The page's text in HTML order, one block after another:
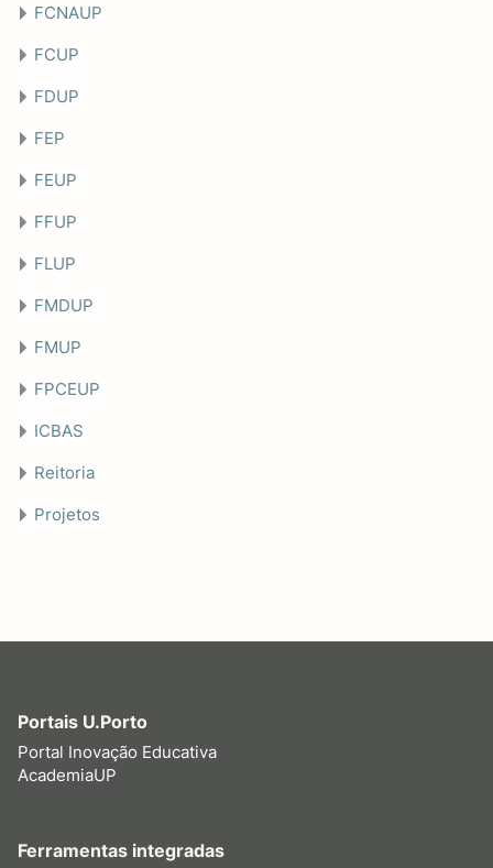
FCNAUP
FCUP
FDUP
FEP
FEUP
FFUP
FLUP
FMDUP
FMUP
FPCEUP
ICBAS
Reitoria
Projetos
Portais U.Porto
Portal Inovação Educativa
AcademiaUP
Ferramentas integradas